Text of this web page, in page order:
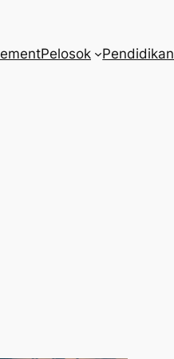
Pelosok Pendidikan